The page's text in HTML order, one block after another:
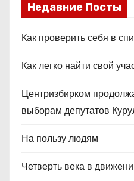
Недавние Посты
Как проверить себя в
Как легко найти свой
Центризбирком
выборам депутатов
На пользу людям
Четверть века в